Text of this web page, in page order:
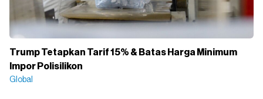
Trump Tetapkan Tarif 15% & Batas Harga Minimum
Impor Polisilikon
Global